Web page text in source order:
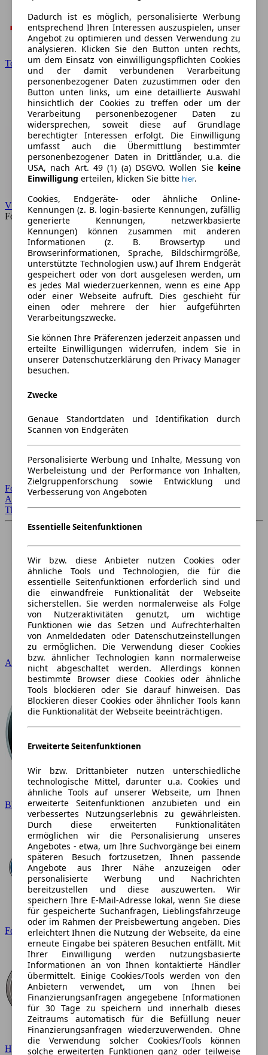
Toyota
VW
Forum
Forum Startseite
Alle Auto-Foren
Themen-Forum
Audi
BMW
Ford
Hyundai
Dadurch ist es möglich, personalisierte Werbung
entsprechend Ihren Interessen auszuspielen, unser
Angebot zu optimieren und dessen Verwendung zu
analysieren. Klicken Sie den Button unten rechts,
um dem Einsatz von einwilligungspflichten Cookies
und der damit verbundenen Verarbeitung
personenbezogener Daten zuzustimmen oder den
Button unten links, um eine detaillierte Auswahl
hinsichtlich der Cookies zu treffen oder um der
Verarbeitung personenbezogener Daten zu
widersprechen, soweit diese auf Grundlage
berechtigter Interessen erfolgt. Die Einwilligung
umfasst auch die Übermittlung bestimmter
personenbezogener Daten in Drittländer, u.a. die
USA, nach Art. 49 (1) (a) DSGVO. Wollen Sie keine
Einwilligung erteilen, klicken Sie bitte hier.
Cookies, Endgeräte- oder ähnliche Online-
Kennungen (z. B. login-basierte Kennungen, zufällig
generierte Kennungen, netzwerkbasierte
Kennungen) können zusammen mit anderen
Informationen (z. B. Browsertyp und
Browserinformationen, Sprache, Bildschirmgröße,
unterstützte Technologien usw.) auf Ihrem Endgerät
gespeichert oder von dort ausgelesen werden, um
es jedes Mal wiederzuerkennen, wenn es eine App
oder einer Webseite aufruft. Dies geschieht für
einen oder mehrere der hier aufgeführten
Verarbeitungszwecke.
Sie können Ihre Präferenzen jederzeit anpassen und
erteilte Einwilligungen widerrufen, indem Sie in
unserer Datenschutzerklärung den Privacy Manager
besuchen.
Zwecke
Genaue Standortdaten und Identifikation durch
Scannen von Endgeräten
Personalisierte Werbung und Inhalte, Messung von
Werbeleistung und der Performance von Inhalten,
Zielgruppenforschung sowie Entwicklung und
Verbesserung von Angeboten
Essentielle Seitenfunktionen
Wir bzw. diese Anbieter nutzen Cookies oder
ähnliche Tools und Technologien, die für die
essentielle Seitenfunktionen erforderlich sind und
die einwandfreie Funktionalität der Webseite
sicherstellen. Sie werden normalerweise als Folge
von Nutzeraktivitäten genutzt, um wichtige
Funktionen wie das Setzen und Aufrechterhalten
von Anmeldedaten oder Datenschutzeinstellungen
zu ermöglichen. Die Verwendung dieser Cookies
bzw. ähnlicher Technologien kann normalerweise
nicht abgeschaltet werden. Allerdings können
bestimmte Browser diese Cookies oder ähnliche
Tools blockieren oder Sie darauf hinweisen. Das
Blockieren dieser Cookies oder ähnlicher Tools kann
die Funktionalität der Webseite beeinträchtigen.
Erweiterte Seitenfunktionen
Wir bzw. Drittanbieter nutzen unterschiedliche
technologische Mittel, darunter u.a. Cookies und
ähnliche Tools auf unserer Webseite, um Ihnen
erweiterte Seitenfunktionen anzubieten und ein
verbessertes Nutzungserlebnis zu gewährleisten.
Durch diese erweiterten Funktionalitäten
ermöglichen wir die Personalisierung unseres
Angebotes - etwa, um Ihre Suchvorgänge bei einem
späteren Besuch fortzusetzen, Ihnen passende
Angebote aus Ihrer Nähe anzuzeigen oder
personalisierte Werbung und Nachrichten
bereitzustellen und diese auszuwerten. Wir
speichern Ihre E-Mail-Adresse lokal, wenn Sie diese
für gespeicherte Suchanfragen, Lieblingsfahrzeuge
oder im Rahmen der Preisbewertung angeben. Dies
erleichtert Ihnen die Nutzung der Webseite, da eine
erneute Eingabe bei späteren Besuchen entfällt. Mit
Ihrer Einwilligung werden nutzungsbasierte
Informationen an von Ihnen kontaktierte Händler
übermittelt. Einige Cookies/Tools werden von den
Anbietern verwendet, um von Ihnen bei
Finanzierungsanfragen angegebene Informationen
für 30 Tage zu speichern und innerhalb dieses
Zeitraums automatisch für die Befüllung neuer
Finanzierungsanfragen wiederzuverwenden. Ohne
die Verwendung solcher Cookies/Tools können
solche erweiterten Funktionen ganz oder teilweise